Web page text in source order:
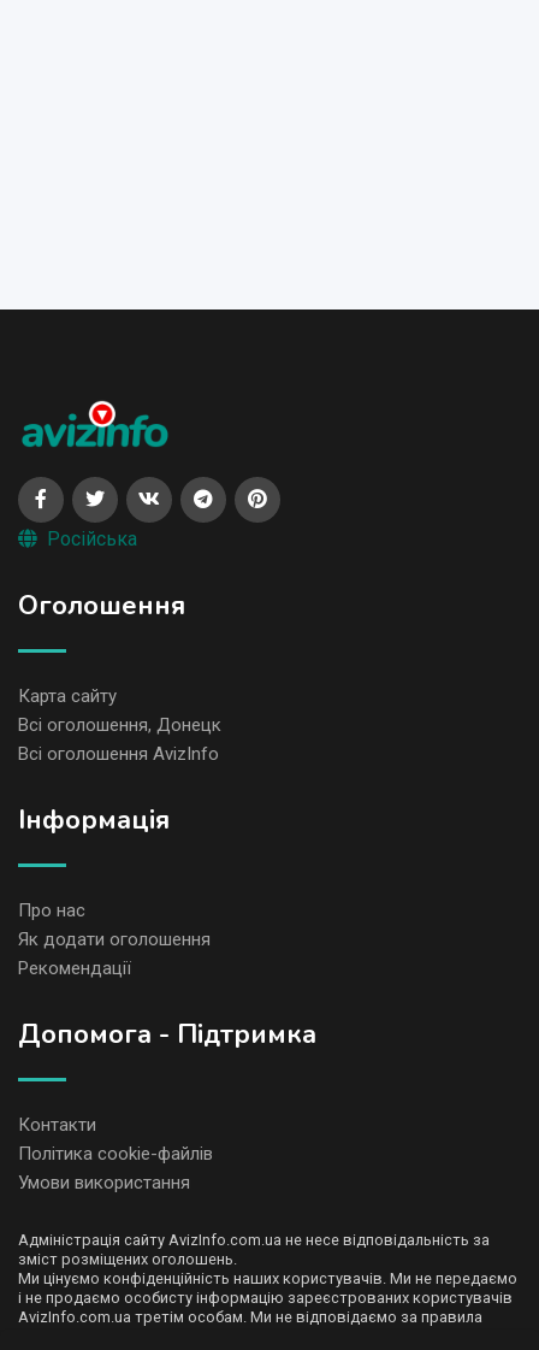
Російська
Оголошення
Карта сайту
Всі оголошення, Донецк
Всі оголошення AvizInfo
Iнформація
Про нас
Як додати оголошення
Рекомендації
Допомога - Підтримка
Контакти
Політика cookie-файлів
Умови використання
Адміністрація сайту AvizInfo.com.ua не несе відповідальність за
зміст розміщених оголошень.
Ми цінуємо конфіденційність наших користувачів. Ми не передаємо
і не продаємо особисту інформацію зареєстрованих користувачів
AvizInfo.com.ua третім особам. Ми не відповідаємо за правила